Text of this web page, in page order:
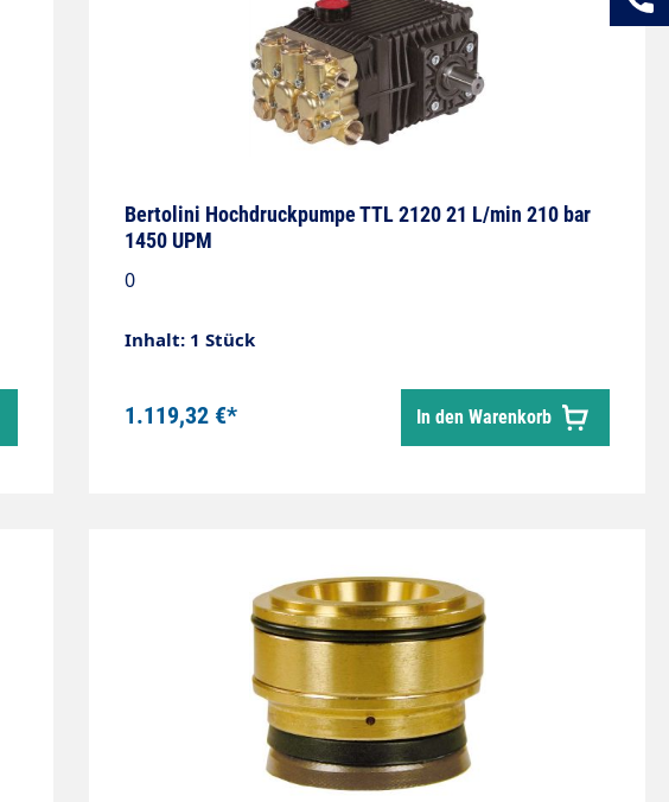
Bertolini Hochdruckpumpe TTL 2120 21 L/min 210 bar
1450 UPM
0
Inhalt: 1 Stück
1.119,32 €* In den Warenkorb